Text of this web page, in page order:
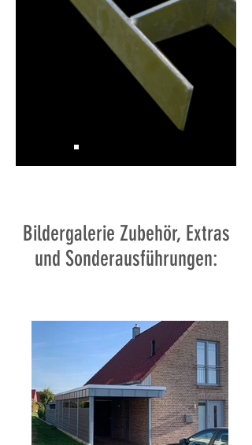
Bildergalerie Zubehör, Extras
und Sonderausführungen: